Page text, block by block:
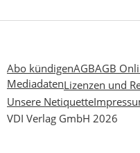
Abo kündigenAGBAGB
MediadatenLizenzen und
Unsere Netiquette
VDI Verlag GmbH 2026